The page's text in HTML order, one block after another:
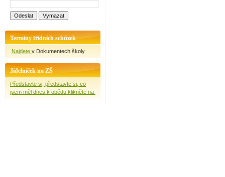
Termíny třídních schůzek
Najdete v Dokumentech školy
Jídelníček na ZŠ
Představte si, představte si, co
jsem měl dnes k obědu klikněte na